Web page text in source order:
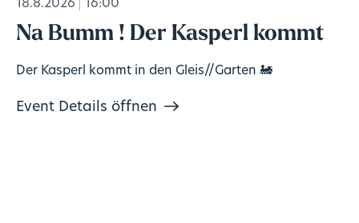
18.8.2026 16:00
Na Bumm ! Der Kasperl kommt
Der Kasperl kommt in den Gleis//Garten 🚂
Event Details öffnen